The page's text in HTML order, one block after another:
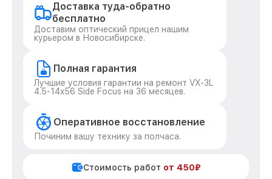
Доставка туда-обратно
бесплатно
Доставим оптический прицел нашим
курьером в Новосибирске.
Полная гарантия
Лучшие условия гарантии на ремонт VX-3L
4.5-14x56 Side Focus на 36 месяцев.
Оперативное восстановление
Починим вашу технику за полчаса.
Стоимость работ от 450₽